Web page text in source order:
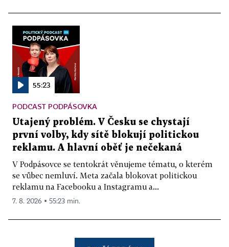
55:23
PODCAST PODPÁSOVKA
Utajený problém. V Česku se chystají
první volby, kdy sítě blokují politickou
reklamu. A hlavní oběť je nečekaná
V Podpásovce se tentokrát věnujeme tématu, o kterém
se vůbec nemluví. Meta začala blokovat politickou
reklamu na Facebooku a Instagramu a...
7. 8. 2026 ▪ 55:23 min.